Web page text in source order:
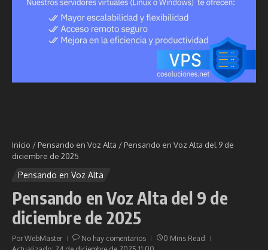
Inicio / Pensando en Voz Alta / Pensando en Voz Alta del 9 de
diciembre de 2025
Pensando en Voz Alta
Pensando en Voz Alta del 9 de
diciembre de 2025
PorWebMaster No hay comentarios
0 Mins Read